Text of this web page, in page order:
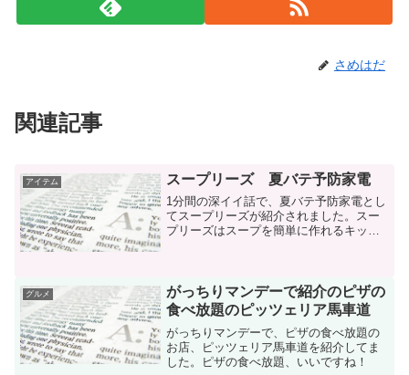
さめはだ
関連記事
アイテム スープリーズ 夏バテ予防家電
1分間の深イイ話で、夏バテ予防家電とし
てスープリーズが紹介されました。スー
プリーズはスープを簡単に作れるキッチ
いので、栄養価が...
グルメ
がっちりマンデーで紹介のピザの
食べ放題のピッツェリア馬車道
がっちりマンデーで、ピザの食べ放題の
お店、ピッツェリア馬車道を紹介してま
した。ピザの食べ放題、いいですね！